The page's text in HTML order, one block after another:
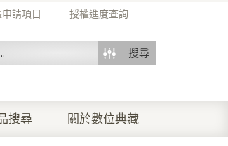
請項目 授權進度查詢
搜尋
搜尋 關於數位典藏